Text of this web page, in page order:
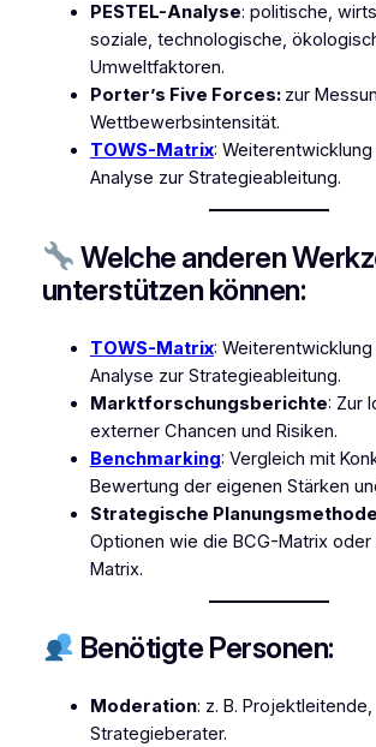
PESTEL-Analyse: politische,
soziale, technologische,
Umweltfaktoren.
Porter’s Five Forces: zur
Wettbewerbsintensität.
TOWS-Matrix:
Analyse zur Strategieableitung.
Welche anderen
unterstützen können:
TOWS-Matrix:
Analyse zur Strategieableitung.
Marktforschungsberichte: Zur
externer Chancen und Risiken.
Benchmarking: Vergleich mit
Bewertung der eigenen Stärken
Strategische
Optionen wie die BCG-Matrix
Matrix.
Benötigte Personen:
Moderation: z. B. Projektleitende,
Strategieberater.